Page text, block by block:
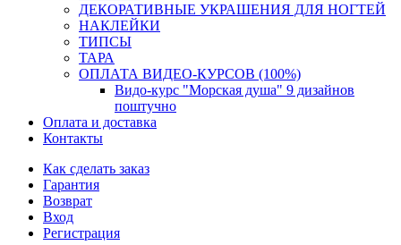
ДЕКОРАТИВНЫЕ УКРАШЕНИЯ ДЛЯ НОГТЕЙ
НАКЛЕЙКИ
ТИПСЫ
ТАРА
ОПЛАТА ВИДЕО-КУРСОВ (100%)
Видо-курс "Морская душа" 9 дизайнов
поштучно
Оплата и доставка
Контакты
Как сделать заказ
Гарантия
Возврат
Вход
Регистрация